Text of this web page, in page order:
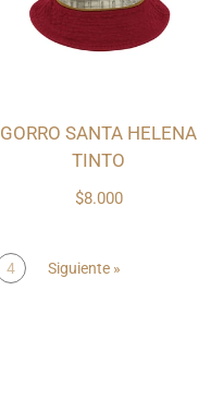
$8.000
GORRO SANTA HELENA
TINTO
4 Siguiente »